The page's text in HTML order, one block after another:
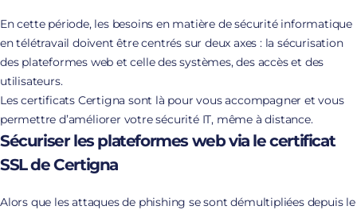
En cette période, les besoins en matière de sécurité informatique
en télétravail doivent être centrés sur deux axes : la sécurisation
des plateformes web et celle des systèmes, des accès et des
utilisateurs.
Les certificats Certigna sont là pour vous accompagner et vous
permettre d’améliorer votre sécurité IT, même à distance.
Sécuriser les plateformes web via le certificat
SSL de Certigna
Alors que les attaques de phishing se sont démultipliées depuis le